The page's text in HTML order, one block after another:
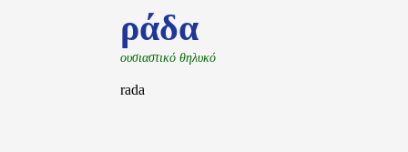
ράδα
ουσιαστικό θηλυκό
rada